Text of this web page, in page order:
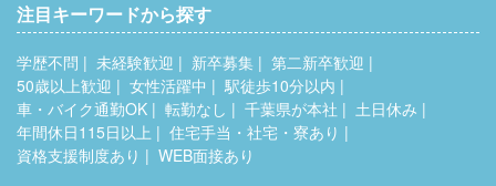
注目キーワードから探す
学歴不問 未経験歓迎 新卒募集
第二新卒歓迎
50歳以上歓迎
女性活躍中
駅徒歩10分以内
車・バイク通勤OK
転勤なし 千葉県が本社
土日休み
年間休日115日以上
住宅手当・社宅・寮あり
資格支援制度あり
WEB面接あり